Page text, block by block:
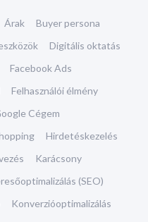
Árak
Buyer persona
Digitális oktatás
Facebook Ads
Felhasználói élmény
Cégem
Hirdetéskezelés
Karácsony
(SEO)
Konverzióoptimalizálás